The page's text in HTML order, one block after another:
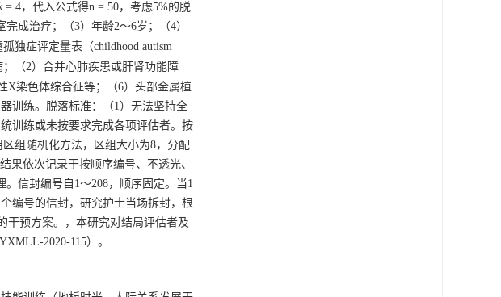
= 4，代入公式得n = 50，考虑5%的脱
成治疗；（3）年龄2～6岁；（4）
独症评定量表（childhood autism
（2）合并心肺疾患或肝肾功能障
X染色体综合征等；（6）头部金属植
训练。脱落标准：（1）无法坚持全
训练或未按要求完成各项评估者。按
组随机化方法，区组大小为8，分配
依次记录于按顺序编号、不透光、
信封编号自1～208，顺序固定。当1
编号的信封，研究护士当场拆封，根
干预方案。，本研究对结局评估者及
2020-115）。